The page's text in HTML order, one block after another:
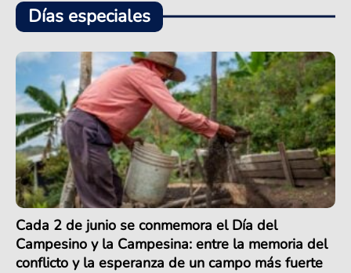
Días especiales
Cada 2 de junio se conmemora el Día del
Campesino y la Campesina: entre la memoria del
conflicto y la esperanza de un campo más fuerte